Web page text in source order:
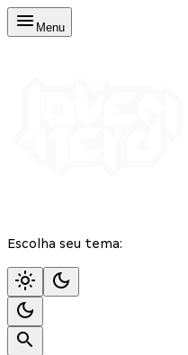
Menu
Escolha seu tema: